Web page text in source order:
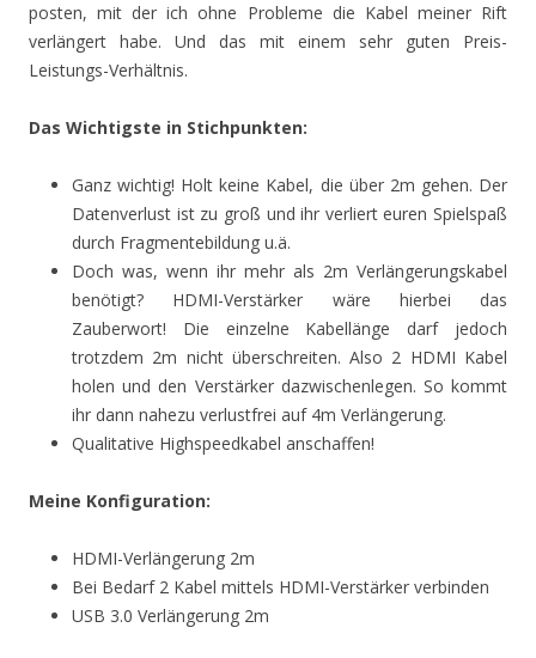
posten, mit der ich ohne Probleme die Kabel meiner Rift
verlängert habe. Und das mit einem sehr guten Preis-
Leistungs-Verhältnis.
Das Wichtigste in Stichpunkten:
Ganz wichtig! Holt keine Kabel, die über 2m gehen. Der
Datenverlust ist zu groß und ihr verliert euren Spielspaß
durch Fragmentebildung u.ä.
Doch was, wenn ihr mehr als 2m Verlängerungskabel
benötigt? HDMI-Verstärker wäre hierbei das
Zauberwort! Die einzelne Kabellänge darf jedoch
trotzdem 2m nicht überschreiten. Also 2 HDMI Kabel
holen und den Verstärker dazwischenlegen. So kommt
ihr dann nahezu verlustfrei auf 4m Verlängerung.
Qualitative Highspeedkabel anschaffen!
Meine Konfiguration:
HDMI-Verlängerung 2m
Bei Bedarf 2 Kabel mittels HDMI-Verstärker verbinden
USB 3.0 Verlängerung 2m